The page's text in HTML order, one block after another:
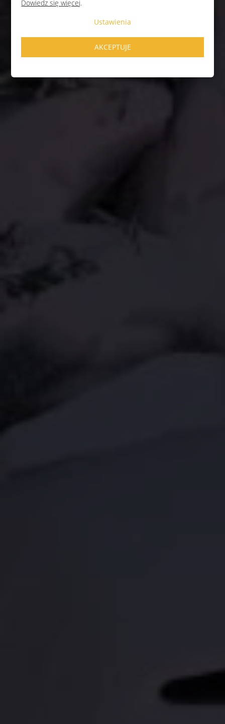
Dowiedz się więcej.
Ustawienia
AKCEPTUJE